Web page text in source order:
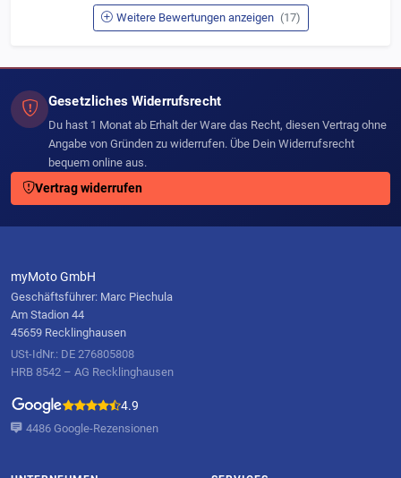
Weitere Bewertungen anzeigen (17)
Gesetzliches Widerrufsrecht
Du hast 1 Monat ab Erhalt der Ware das Recht, diesen Vertrag ohne
Angabe von Gründen zu widerrufen. Übe Dein Widerrufsrecht
bequem online aus.
Vertrag widerrufen
myMoto GmbH
Geschäftsführer: Marc Piechula
Am Stadion 44
45659 Recklinghausen
USt-IdNr.: DE 276805808
HRB 8542 – AG Recklinghausen
4.9
4486 Google-Rezensionen